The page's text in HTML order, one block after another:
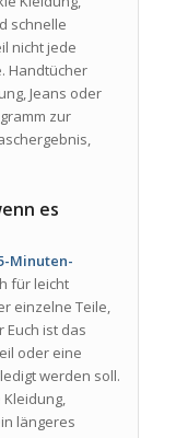
schnelle
nicht jede
Handtücher
Jeans oder
zur
es
Minuten-
für leicht
einzelne Teile,
Euch ist das
oder eine
werden soll.
längeres